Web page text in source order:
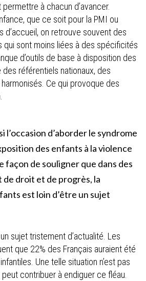
à chacun d’avancer.
que ce soit pour la PMI ou
d’accueil, on retrouve souvent des
qui sont moins liées à des spécificités
d’outils de base à disposition des
référentiels nationaux, des
Ce qui provoque des
l’occasion d’aborder le syndrome
des enfants à la violence
façon de souligner que dans des
droit et de progrès, la
est loin d’être un sujet
sujet tristement d’actualité. Les
que 22% des Français auraient été
Une telle situation n’est pas
contribuer à endiguer ce fléau.